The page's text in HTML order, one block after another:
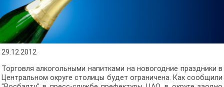
29.12.2012
Торговля алкогольными напитками на новогодние праздники в
Центральном округе столицы будет ограничена. Как сообщили